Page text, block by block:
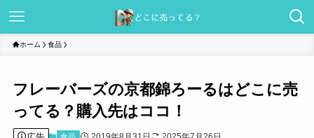
ホーム 食品
フレーバーズの京都錦ろーるはどこに売
ってる？購入先はココ！